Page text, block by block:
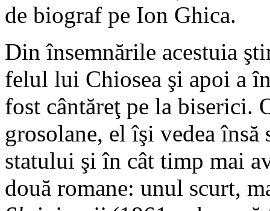
de biograf pe Ion Ghica.
Din însemnările acestuia
felul lui Chiosea şi apoi a
fost cântăreţ pe la biserici.
grosolane, el îşi vedea
statului şi în cât timp mai
două romane: unul scurt,